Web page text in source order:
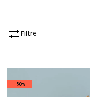
Filtre
-50%